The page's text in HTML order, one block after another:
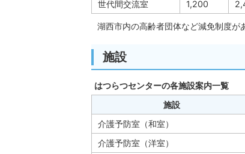
世代間交流室
1,200
湖西市内の高齢者団体など減免制度が
施設
はつらつセンターの各施設案内一覧
施設
介護予防室（和室）
介護予防室（洋室）